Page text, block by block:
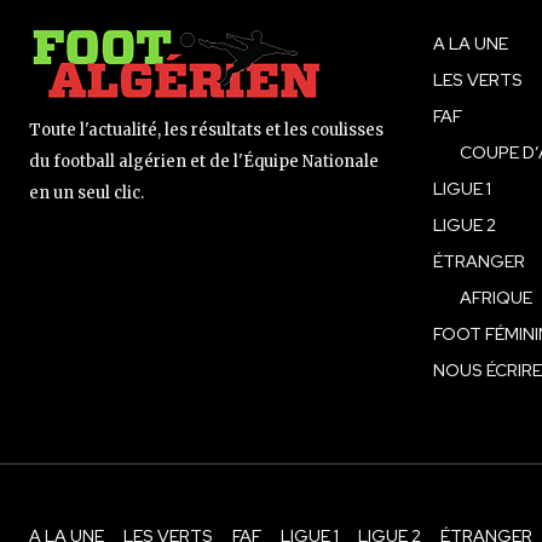
Toute l'actualité, les résultats et les coulisses
du football algérien et de l'Équipe Nationale
en un seul clic.
A LA UNE
LES VERTS
FAF
COUPE
LIGUE 1
LIGUE 2
ÉTRANGER
AFRIQUE
FOOT
NOUS ÉCRIRE
A LA UNE LES VERTS FAF LIGUE 1 LIGUE 2 ÉTRANGER